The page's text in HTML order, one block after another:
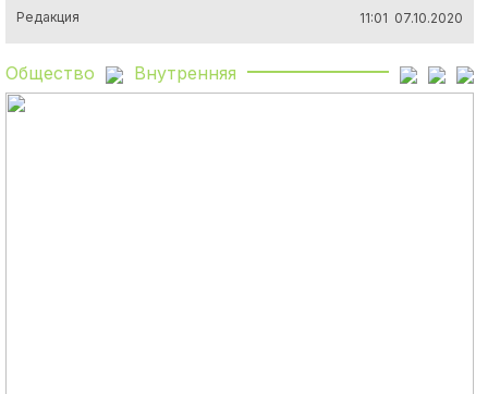
Редакция 11:01 07.10.2020
Общество Внутренняя